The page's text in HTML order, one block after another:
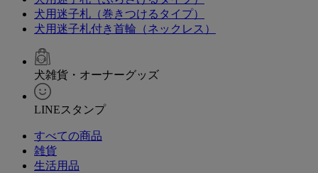
犬用迷子札（巻きつけるタイプ）
犬用迷子札付き首輪（ネックレス）
犬雑貨・オーナーグッズ
LINEスタンプ
すべての商品
雑貨
生活用品